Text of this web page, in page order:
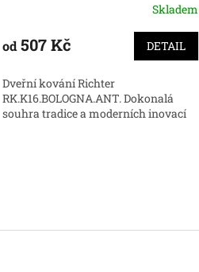
Skladem
od507 Kč DETAIL
Dveřní kování Richter
RK.K16.BOLOGNA.ANT. Dokonalá
souhra tradice a moderních inovací